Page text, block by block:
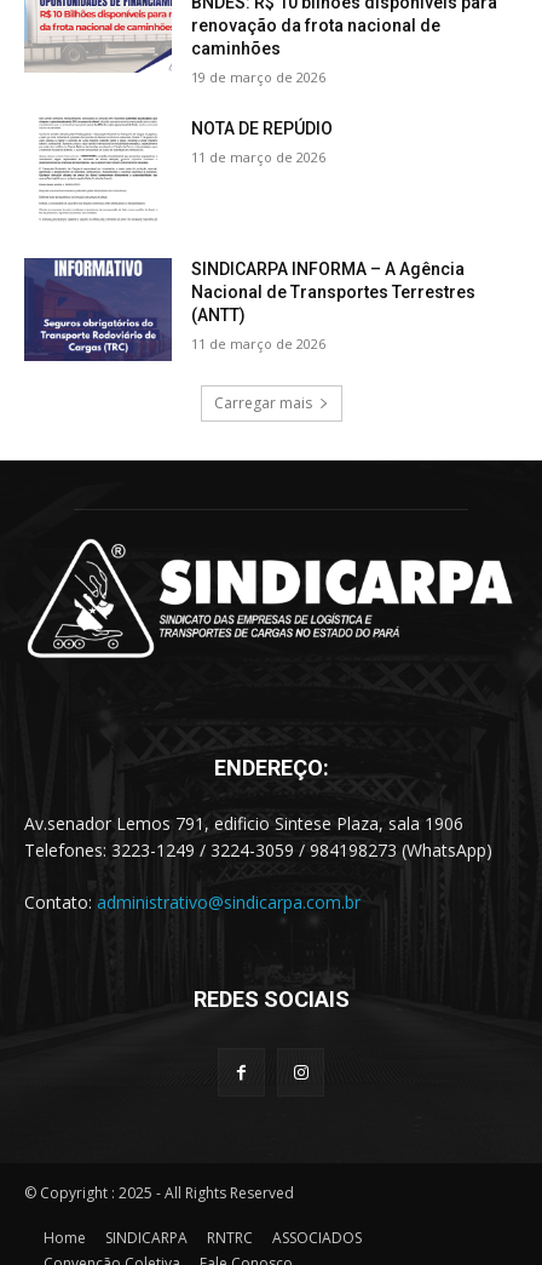
ENDEREÇO:
Av.senador Lemos 791, edificio Sintese Plaza, sala 1906
Telefones: 3223-1249 / 3224-3059 / 984198273 (WhatsApp)
Contato: administrativo@sindicarpa.com.br
REDES SOCIAIS
© Copyright : 2025 - All Rights Reserved
Home SINDICARPA RNTRC
ASSOCIADOS